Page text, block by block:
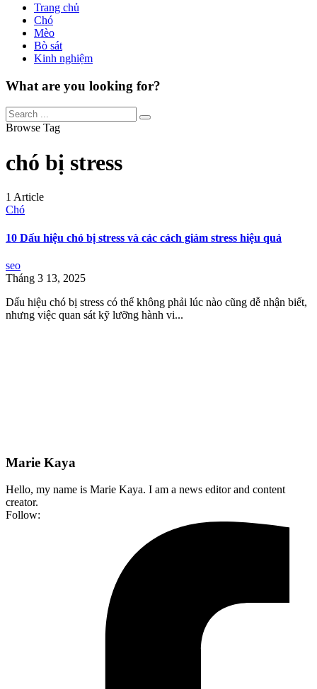
Trang chủ
Chó
Mèo
Bò sát
Kinh nghiệm
What are you looking for?
Browse Tag
chó bị stress
1 Article
Chó
10 Dấu hiệu chó bị stress và các cách giảm stress hiệu quả
seo
Tháng 3 13, 2025
Dấu hiệu chó bị stress có thể không phải lúc nào cũng dễ nhận biết,
nhưng việc quan sát kỹ lưỡng hành vi...
Marie Kaya
Hello, my name is Marie Kaya. I am a news editor and content
creator.
Follow: